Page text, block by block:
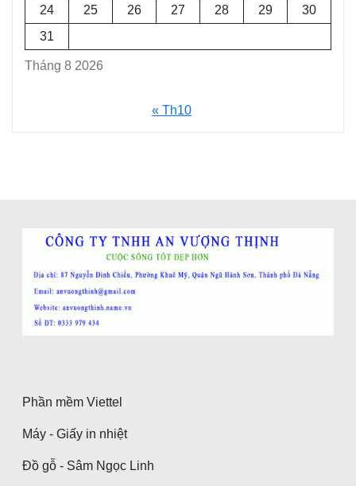
Tháng 8 2026
24
25 26 27 28 29
30
31
« Th10
Phần mềm Viettel
Máy - Giấy in nhiệt
Đồ gỗ - Sâm Ngọc Linh